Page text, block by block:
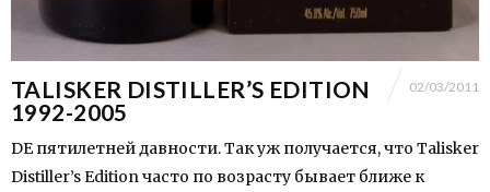
TALISKER DISTILLER’S EDITION
1992-2005
02/03/2011
DE пятилетней давности. Так уж получается, что Talisker
Distiller’s Edition часто по возрасту бывает ближе к